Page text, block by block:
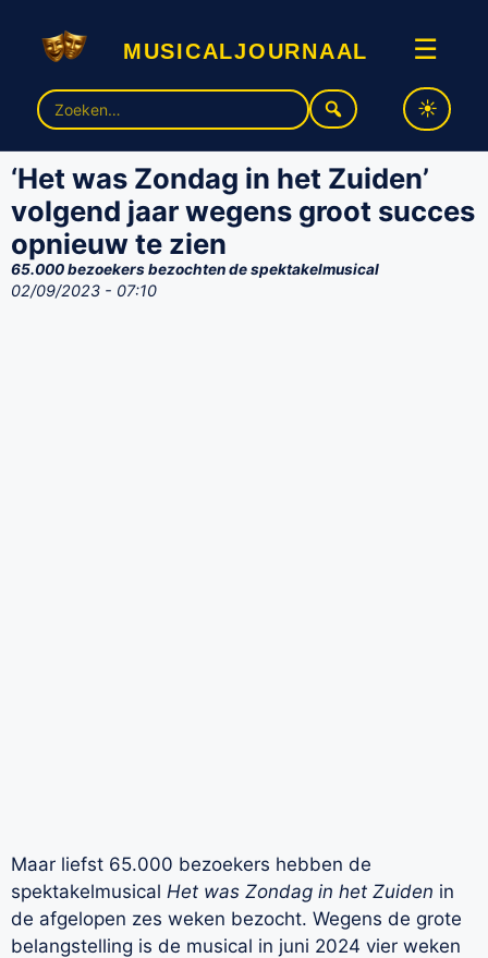
musicaljournaal ☰
Zoek
naar:
‘Het was Zondag in het Zuiden’
volgend jaar wegens groot succes
opnieuw te zien
65.000 bezoekers bezochten de spektakelmusical
02/09/2023 - 07:10
Maar liefst 65.000 bezoekers hebben de
spektakelmusical Het was Zondag in het Zuiden in
de afgelopen zes weken bezocht. Wegens de grote
belangstelling is de musical in juni 2024 vier weken